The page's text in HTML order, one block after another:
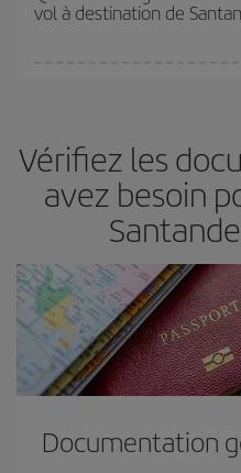
disponibilité ou de l'épuisement
vol à destination de
Vérifiez les
avez besoin
Documentation